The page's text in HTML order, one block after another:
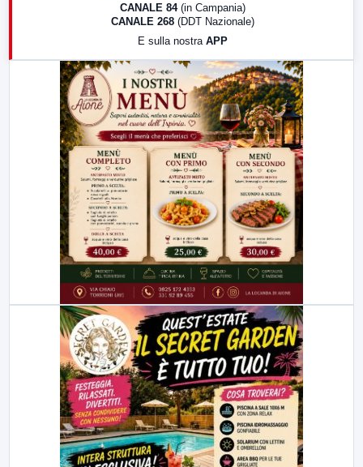
LabNews (replica)
CANALE 84 (in Campania)
CANALE 268 (DDT Nazionale)
E sulla nostra APP